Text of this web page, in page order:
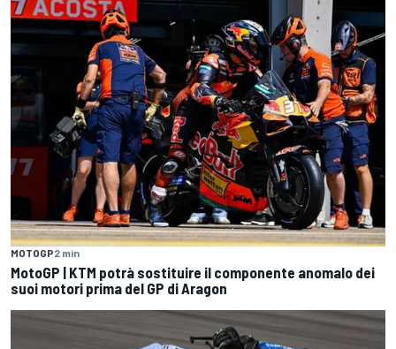
MOTOGP2 min
MotoGP | KTM potrà sostituire il componente anomalo dei
suoi motori prima del GP di Aragon